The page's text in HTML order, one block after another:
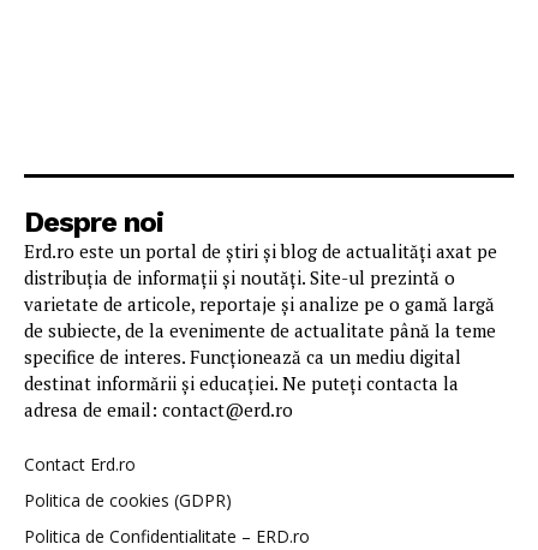
Despre noi
Erd.ro este un portal de știri și blog de actualități axat pe
distribuția de informații și noutăți. Site-ul prezintă o
varietate de articole, reportaje și analize pe o gamă largă
de subiecte, de la evenimente de actualitate până la teme
specifice de interes. Funcționează ca un mediu digital
destinat informării și educației. Ne puteți contacta la
adresa de email: contact@erd.ro
Contact Erd.ro
Politica de cookies (GDPR)
Politica de Confidentialitate – ERD.ro